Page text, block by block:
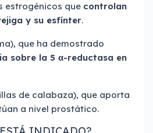
estrogénicos que controlan
y su esfínter.
que ha demostrado
sobre la 5 α-reductasa en
de calabaza), que aporta
a nivel prostático.